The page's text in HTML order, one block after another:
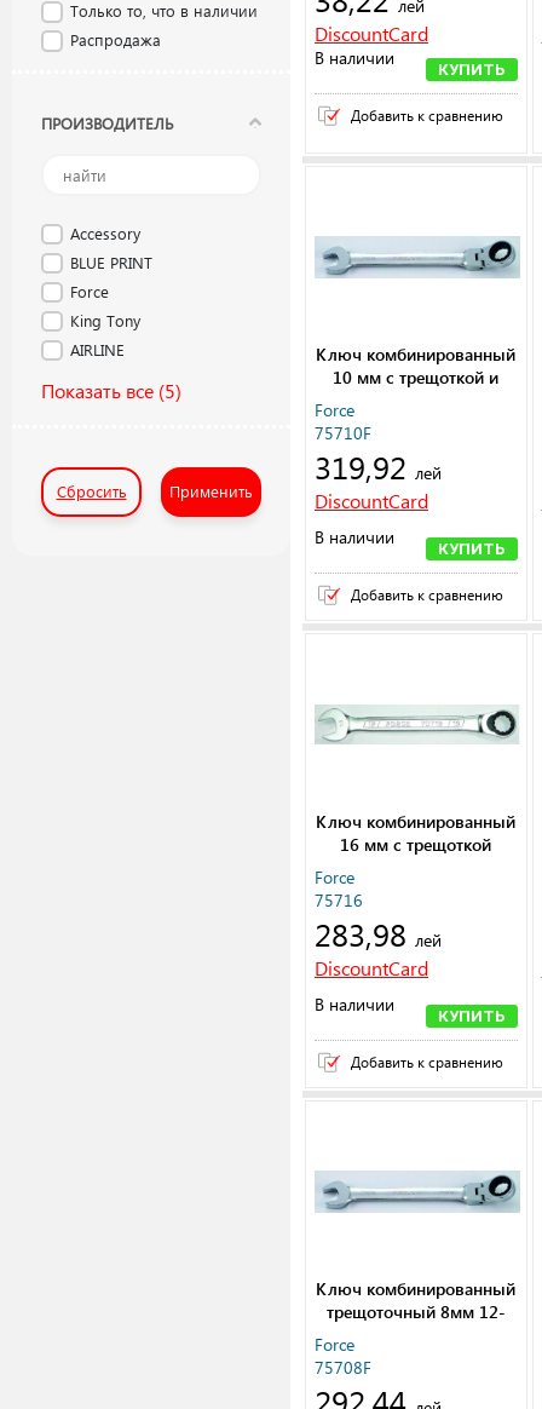
Только то, что в наличии
Распродажа
ПРОИЗВОДИТЕЛЬ
Accessory
BLUE PRINT
Force
King Tony
AIRLINE
Показать все (5)
Сбросить Применить
лей
DiscountCard
В наличии
КУПИТЬ
Добавить к сравнению
Ключ комбинированный
10 мм с трещоткой и
Force
75710F
319,92 лей
DiscountCard
В наличии
КУПИТЬ
Добавить к сравнению
Ключ комбинированный
16 мм с трещоткой
Force
75716
283,98 лей
DiscountCard
В наличии
КУПИТЬ
Добавить к сравнению
Ключ комбинированный
трещоточный 8мм 12-
Force
75708F